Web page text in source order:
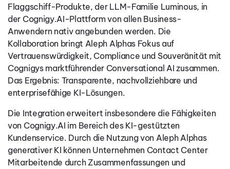
Flaggschiff-Produkte, der LLM-Familie Luminous, in
der Cognigy.AI-Plattform von allen Business-
Anwendern nativ angebunden werden. Die
Kollaboration bringt Aleph Alphas Fokus auf
Vertrauenswürdigkeit, Compliance und Souveränität mit
Cognigys marktführender Conversational AI zusammen.
Das Ergebnis: Transparente, nachvollziehbare und
enterprisefähige KI-Lösungen.
Die Integration erweitert insbesondere die Fähigkeiten
von Cognigy.AI im Bereich des KI-gestützten
Kundenservice. Durch die Nutzung von Aleph Alphas
generativer KI können Unternehmen Contact Center
Mitarbeitende durch Zusammenfassungen und